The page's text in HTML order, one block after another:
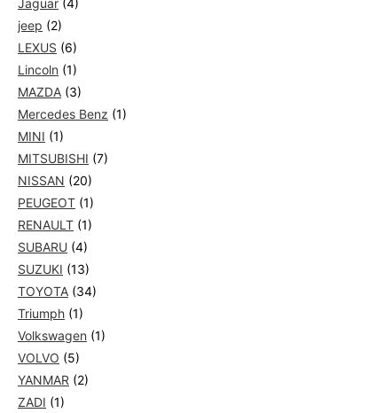
Jaguar (4)
jeep (2)
LEXUS (6)
Lincoln (1)
MAZDA (3)
Mercedes Benz (1)
MINI (1)
MITSUBISHI (7)
NISSAN (20)
PEUGEOT (1)
RENAULT (1)
SUBARU (4)
SUZUKI (13)
TOYOTA (34)
Triumph (1)
Volkswagen (1)
VOLVO (5)
YANMAR (2)
ZADI (1)